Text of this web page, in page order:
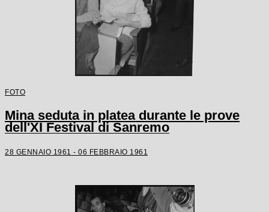
FOTO
Mina seduta in platea durante le prove
dell'XI Festival di Sanremo
28 GENNAIO 1961 - 06 FEBBRAIO 1961